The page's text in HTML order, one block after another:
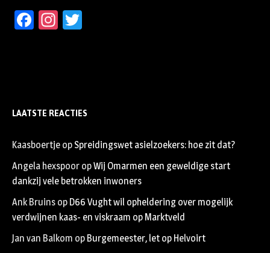
Facebook
Instagram
LAATSTE REACTIES
Kaasboertje op Spreidingswet asielzoekers: hoe zit dat?
Angela hexspoor opWij Omarmen een geweldige start
dankzij vele betrokken inwoners
Ank Bruins op D66 Vught wil opheldering over mogelijk
verdwijnen kaas- en viskraam op Marktveld
Jan van Balkom op Burgemeester, let op Helvoirt